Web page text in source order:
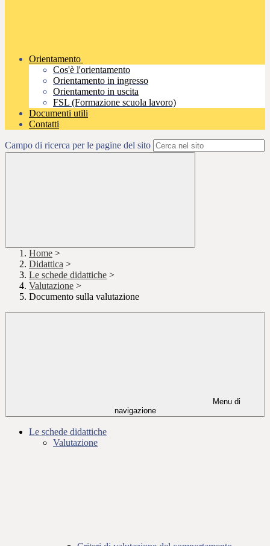
Orientamento
Cos'è l'orientamento
Orientamento in ingresso
Orientamento in uscita
FSL (Formazione scuola lavoro)
Documenti utili
Contatti
Campo di ricerca per le pagine del sito
Home >
Didattica >
Le schede didattiche >
Valutazione >
Documento sulla valutazione
Menu di
navigazione
Le schede didattiche
Valutazione